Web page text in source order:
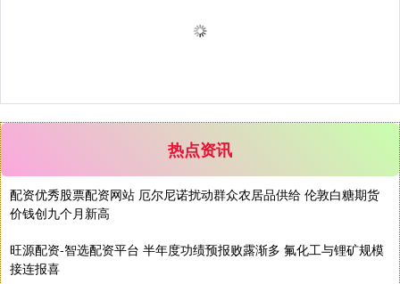
热点资讯
配资优秀股票配资网站 厄尔尼诺扰动群众农居品供给 伦敦白糖期货
价钱创九个月新高
旺源配资-智选配资平台 半年度功绩预报败露渐多 氟化工与锂矿规模
接连报喜